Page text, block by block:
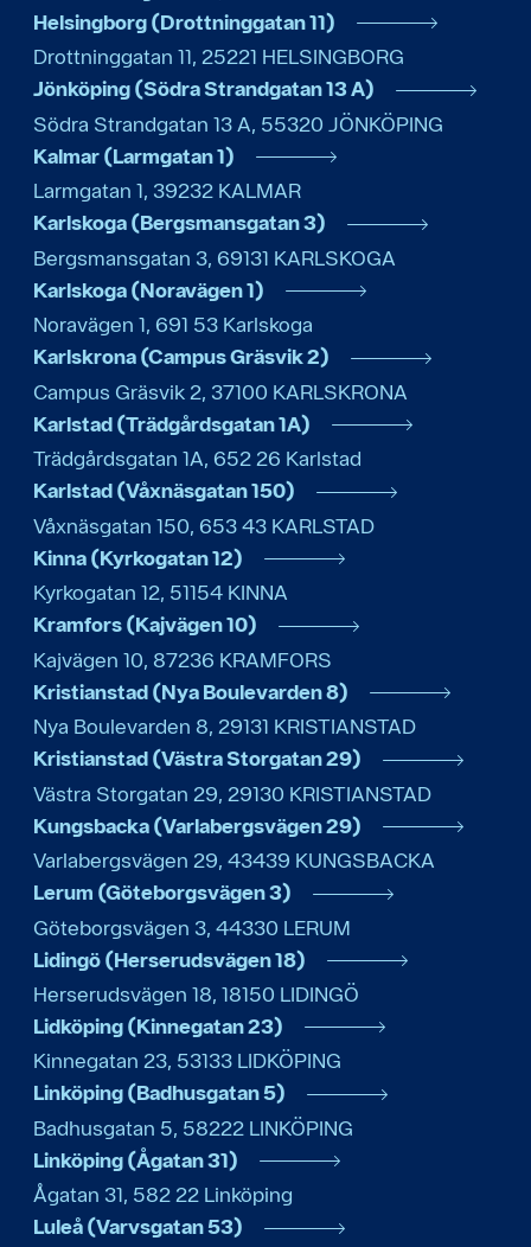
Helsingborg (Drottninggatan 11)
Drottninggatan 11, 25221 HELSINGBORG
Jönköping (Södra Strandgatan 13 A)
Södra Strandgatan 13 A, 55320 JÖNKÖPING
Kalmar (Larmgatan 1)
Larmgatan 1, 39232 KALMAR
Karlskoga (Bergsmansgatan 3)
Bergsmansgatan 3, 69131 KARLSKOGA
Karlskoga (Noravägen 1)
Noravägen 1, 691 53 Karlskoga
Karlskrona (Campus Gräsvik 2)
Campus Gräsvik 2, 37100 KARLSKRONA
Karlstad (Trädgårdsgatan 1A)
Trädgårdsgatan 1A, 652 26 Karlstad
Karlstad (Våxnäsgatan 150)
Våxnäsgatan 150, 653 43 KARLSTAD
Kinna (Kyrkogatan 12)
Kyrkogatan 12, 51154 KINNA
Kramfors (Kajvägen 10)
Kajvägen 10, 87236 KRAMFORS
Kristianstad (Nya Boulevarden 8)
Nya Boulevarden 8, 29131 KRISTIANSTAD
Kristianstad (Västra Storgatan 29)
Västra Storgatan 29, 29130 KRISTIANSTAD
Kungsbacka (Varlabergsvägen 29)
Varlabergsvägen 29, 43439 KUNGSBACKA
Lerum (Göteborgsvägen 3)
Göteborgsvägen 3, 44330 LERUM
Lidingö (Herserudsvägen 18)
Herserudsvägen 18, 18150 LIDINGÖ
Lidköping (Kinnegatan 23)
Kinnegatan 23, 53133 LIDKÖPING
Linköping (Badhusgatan 5)
Badhusgatan 5, 58222 LINKÖPING
Linköping (Ågatan 31)
Ågatan 31, 582 22 Linköping
Luleå (Varvsgatan 53)